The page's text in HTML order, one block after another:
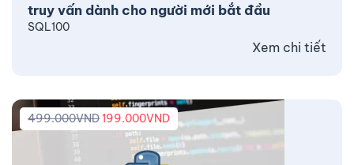
truy vấn dành cho người mới bắt đầu
SQL100
Xem chi tiết
499.000VND199.000VND